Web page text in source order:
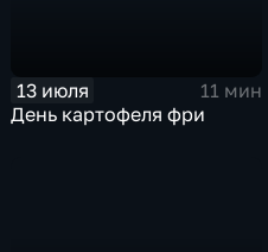
13 июля
11 мин
День картофеля фри